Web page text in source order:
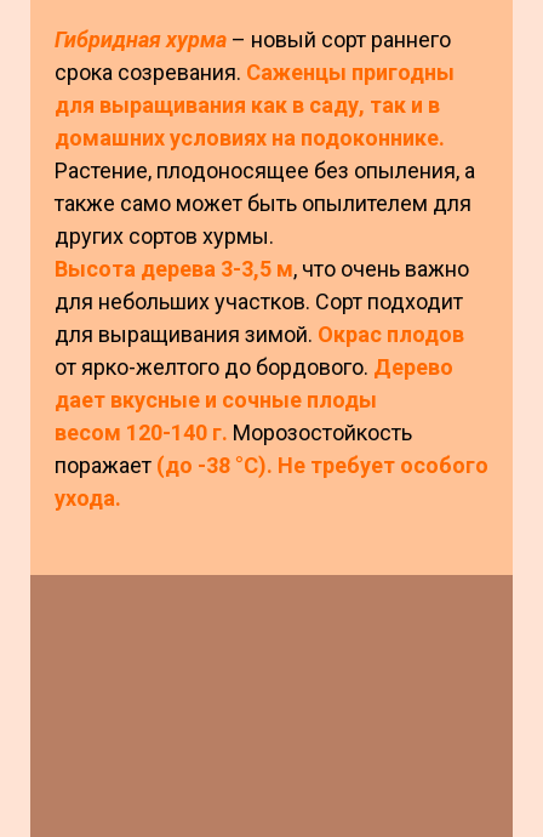
Гибридная хурма – новый сорт раннего
срока созревания. Саженцы пригодны
для выращивания как в саду, так и в
домашних условиях на подоконнике.
Растение, плодоносящее без опыления, а
также само может быть опылителем для
других сортов хурмы.
Высота дерева 3-3,5 м, что очень важно
для небольших участков. Сорт подходит
для выращивания зимой. Окрас плодов
от ярко-желтого до бордового. Дерево
дает вкусные и сочные плоды
весом 120-140 г. Морозостойкость
поражает (до -38 °С). Не требует особого
ухода.